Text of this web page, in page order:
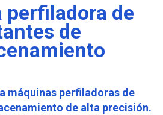
perfiladora de
de
máquinas perfiladoras de
de alta precisión.